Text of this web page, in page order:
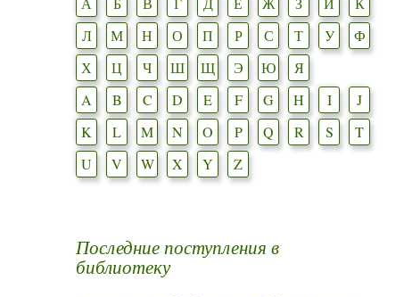
Л
М Н О П Р С Т У
Ф
Х
Ц Ч Ш Щ Э Ю
Я
A
B C D E F G H I
J
K
L M N O P Q R S
T
U
V W X Y Z
Последние поступления в
библиотеку